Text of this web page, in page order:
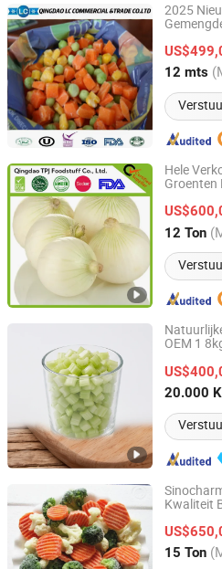
2025
12 mts
Qingdao LC Commercial &
Shandong, China
Hele
Groenten
12 Ton
Qingdao TPJ Foodstuff Co., Ltd.
Shandong, China
OEM 1
20.000
Fujian Yong'an Gexin Food Co.,
Fujian, China
Kwaliteit
15 Ton
Xiamen Sinocharm Co., Ltd.
Fujian, China Sinds